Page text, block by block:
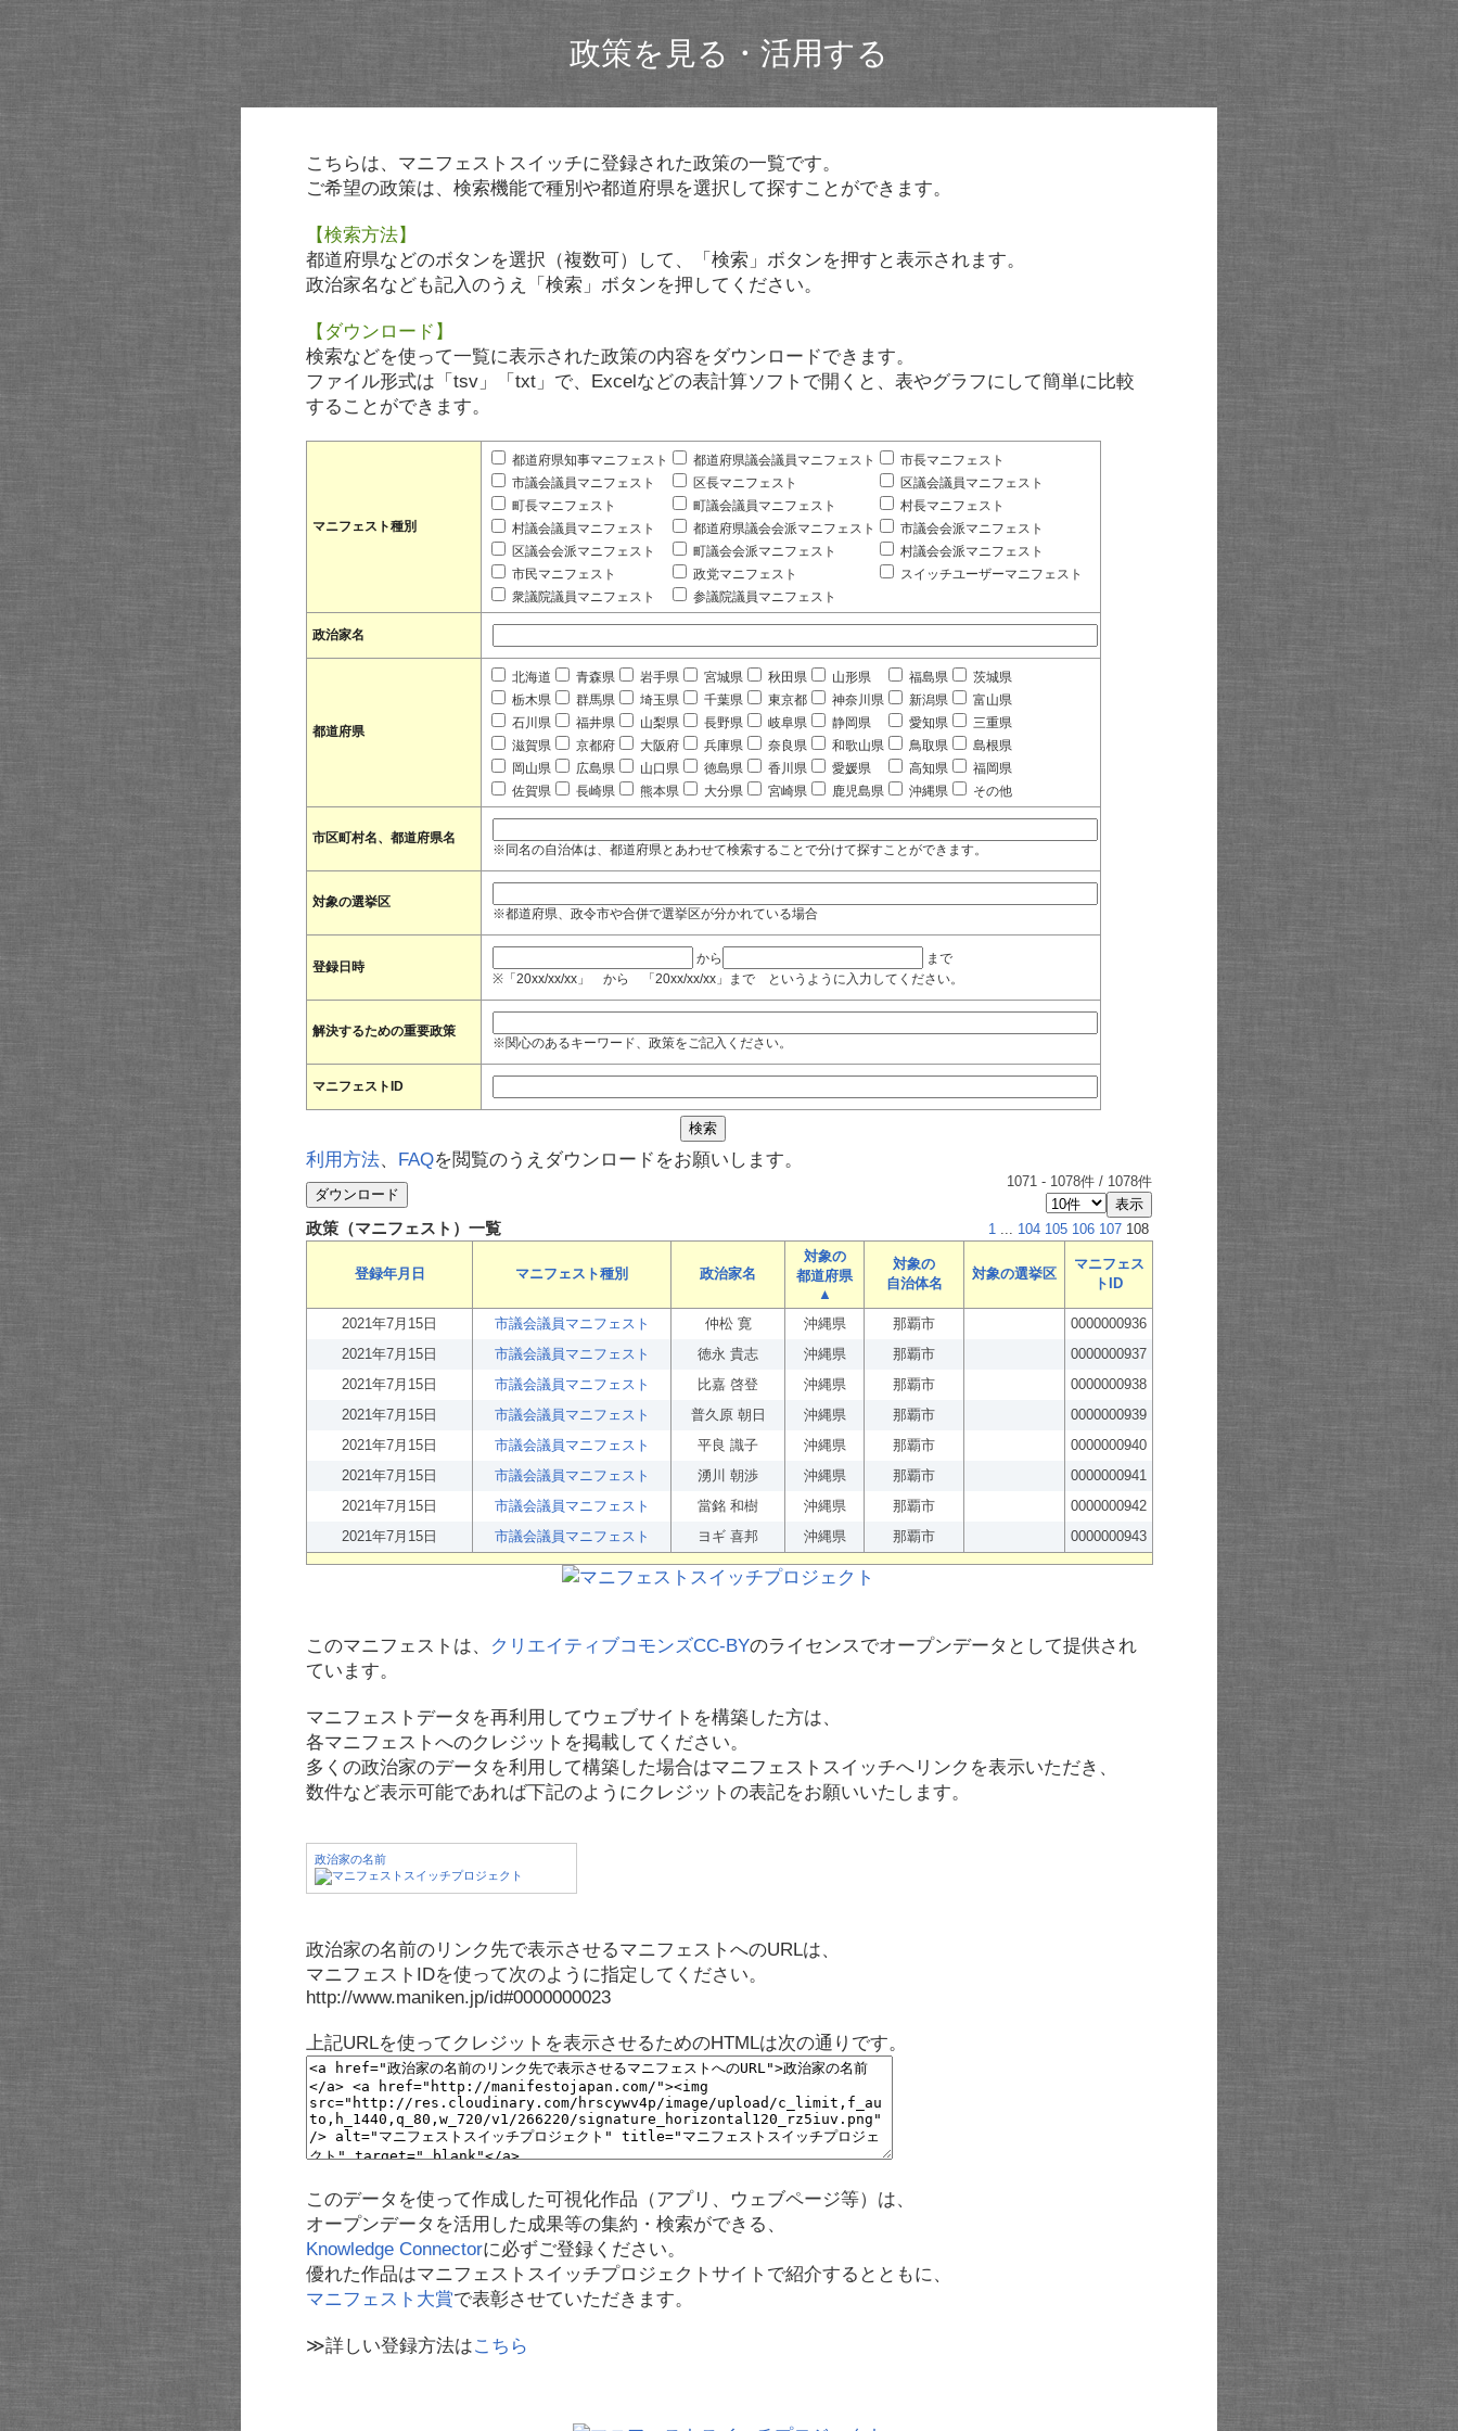
政策を見る・活用する
こちらは、マニフェストスイッチに登録された政策の一覧です。
ご希望の政策は、検索機能で種別や都道府県を選択して探すことができます。
【検索方法】
都道府県などのボタンを選択（複数可）して、「検索」ボタンを押すと表示されます。
政治家名なども記入のうえ「検索」ボタンを押してください。
【ダウンロード】
検索などを使って一覧に表示された政策の内容をダウンロードできます。
ファイル形式は「tsv」「txt」で、Excelなどの表計算ソフトで開くと、表やグラフにして簡単に比較
することができます。
マニフェスト種別
都道府県知事マニフェスト 都道府県議会議員マニフェスト
市長マニフェスト
市議会議員マニフェスト
区長マニフェスト
区議会議員マニフェスト
町長マニフェスト
町議会議員マニフェスト
村長マニフェスト
村議会議員マニフェスト
都道府県議会会派マニフェスト
市議会会派マニフェスト
区議会会派マニフェスト
町議会会派マニフェスト
村議会会派マニフェスト
市民マニフェスト
政党マニフェスト
スイッチユーザーマニフェスト
衆議院議員マニフェスト
参議院議員マニフェスト
政治家名
都道府県
北海道 青森県 岩手県 宮城県 秋田県 山形県 福島県
茨城県
栃木県
群馬県 埼玉県 千葉県 東京都 神奈川県 新潟県
富山県
石川県
福井県 山梨県 長野県 岐阜県 静岡県 愛知県
三重県
滋賀県
京都府 大阪府 兵庫県 奈良県 和歌山県 鳥取県
島根県
岡山県
広島県 山口県 徳島県 香川県 愛媛県 高知県
福岡県
佐賀県
長崎県 熊本県 大分県 宮崎県 鹿児島県 沖縄県 その他
市区町村名、都道府県名
※同名の自治体は、都道府県とあわせて検索することで分けて探すことができます。
対象の選挙区
※都道府県、政令市や合併で選挙区が分かれている場合
登録日時
から
まで
※「20xx/xx/xx」 から 「20xx/xx/xx」まで というように入力してください。
解決するための重要政策
※関心のあるキーワード、政策をご記入ください。
マニフェストID
利用方法、 FAQを閲覧のうえダウンロードをお願いします。
1071 - 1078件 / 1078件
政策（マニフェスト）一覧 1 ... 104 105 106 107 108
登録年月日 マニフェスト種別 政治家名
対象の
都道府県
▲
対象の
自治体名
対象の選挙区
マニフェス
トID
2021年7月15日 市議会議員マニフェスト 仲松 寛 沖縄県 那覇市
0000000936
2021年7月15日
市議会議員マニフェスト 徳永 貴志 沖縄県 那覇市
0000000937
2021年7月15日
市議会議員マニフェスト 比嘉 啓登 沖縄県 那覇市
0000000938
2021年7月15日
市議会議員マニフェスト 普久原 朝日 沖縄県 那覇市
0000000939
2021年7月15日
市議会議員マニフェスト 平良 識子 沖縄県 那覇市
0000000940
2021年7月15日
市議会議員マニフェスト 湧川 朝渉 沖縄県 那覇市
0000000941
2021年7月15日
市議会議員マニフェスト 當銘 和樹 沖縄県 那覇市
0000000942
2021年7月15日
市議会議員マニフェスト ヨギ 喜邦 沖縄県 那覇市 0000000943
このマニフェストは、 クリエイティブコモンズCC-BYのライセンスでオープンデータとして提供され
ています。
マニフェストデータを再利用してウェブサイトを構築した方は、
各マニフェストへのクレジットを掲載してください。
多くの政治家のデータを利用して構築した場合はマニフェストスイッチへリンクを表示いただき、
数件など表示可能であれば下記のようにクレジットの表記をお願いいたします。
政治家の名前
政治家の名前のリンク先で表示させるマニフェストへのURLは、
マニフェストIDを使って次のように指定してください。
http://www.maniken.jp/id#0000000023
上記URLを使ってクレジットを表示させるためのHTMLは次の通りです。
このデータを使って作成した可視化作品（アプリ、ウェブページ等）は、
オープンデータを活用した成果等の集約・検索ができる、
Knowledge Connectorに必ずご登録ください。
優れた作品はマニフェストスイッチプロジェクトサイトで紹介するとともに、
マニフェスト大賞で表彰させていただきます。
≫詳しい登録方法はこちら